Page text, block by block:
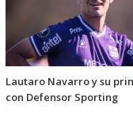
Lautaro Navarro y su
con Defensor Sporting